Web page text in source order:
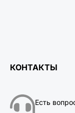
КОНТАКТЫ
Есть